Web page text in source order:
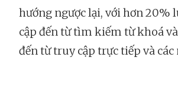
hướng ngược lại, với hơn 20%
cập đến từ tìm kiếm từ khoá
đến từ truy cập trực tiếp và các